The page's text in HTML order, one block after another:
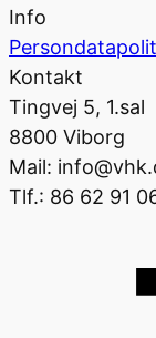
Info
Kontakt
Tingvej 5, 1.sal
8800 Viborg
Mail:
Tlf.: 86 62 91